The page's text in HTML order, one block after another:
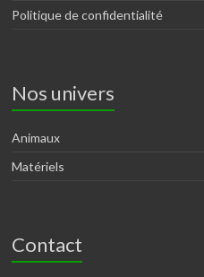
Politique de confidentialité
Nos univers
Animaux
Matériels
Contact